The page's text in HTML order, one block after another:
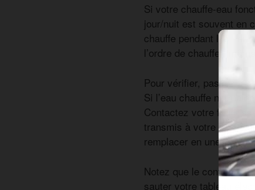
Si votre chauffe-eau
jour/nuit est souvent en
chauffe pendant les
l’ordre de chauffer,
Pour vérifier, passez
Si l’eau chauffe
Contactez votre
transmis à votre
remplacer en une
Notez que le contacteur
sauter votre tableau